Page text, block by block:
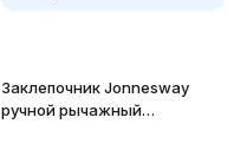
Заклепочник Jonnesway
ручной рычажный